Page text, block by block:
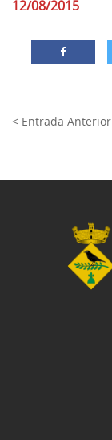
12/08/2015
< Entrada Anterior